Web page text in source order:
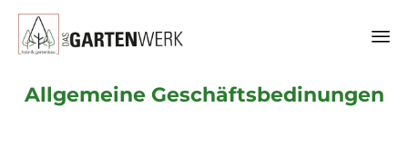
Allgemeine Geschäftsbedinungen